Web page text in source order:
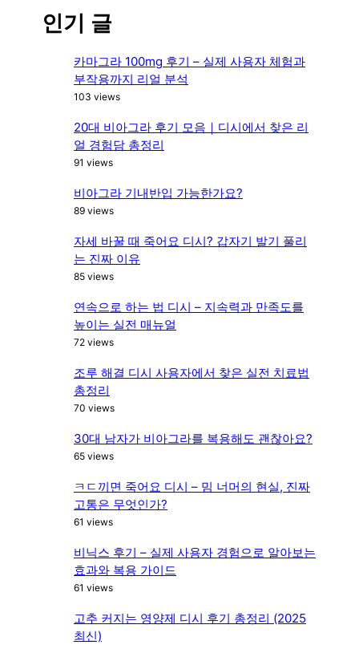
c
인기 글
카마그라 100mg 후기 – 실제 사용자 체험과
부작용까지 리얼 분석
103 views
20대 비아그라 후기 모음｜디시에서 찾은 리
얼 경험담 총정리
91 views
비아그라 기내반입 가능한가요?
89 views
자세 바꿀 때 죽어요 디시? 갑자기 발기 풀리
는 진짜 이유
85 views
연속으로 하는 법 디시 – 지속력과 만족도를
높이는 실전 매뉴얼
72 views
조루 해결 디시 사용자에서 찾은 실전 치료법
총정리
70 views
30대 남자가 비아그라를 복용해도 괜찮아요?
65 views
ㅋㄷ끼면 죽어요 디시 – 밈 너머의 현실, 진짜
고통은 무엇인가?
61 views
비닉스 후기 – 실제 사용자 경험으로 알아보는
효과와 복용 가이드
61 views
고추 커지는 영양제 디시 후기 총정리 (2025
최신)